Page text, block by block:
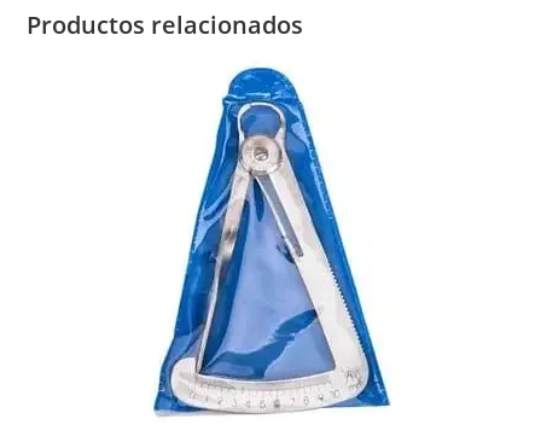
Productos relacionados